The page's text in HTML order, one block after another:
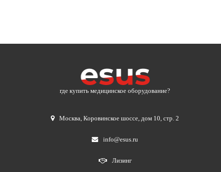
где купить медицинское оборудование?
Москва,Коровинское шоссе, дом 10, стр. 2
info@esus.ru
Лизинг